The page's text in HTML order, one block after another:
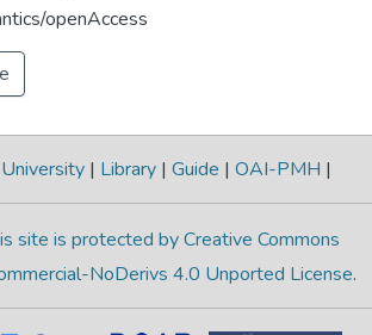
openAccess
| Library | Guide | OAI-PMH |
site is protected by Creative Commons
NoDerivs 4.0 Unported License.